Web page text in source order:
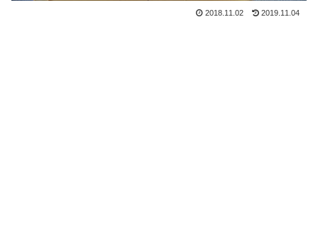
2018.11.02 2019.11.04